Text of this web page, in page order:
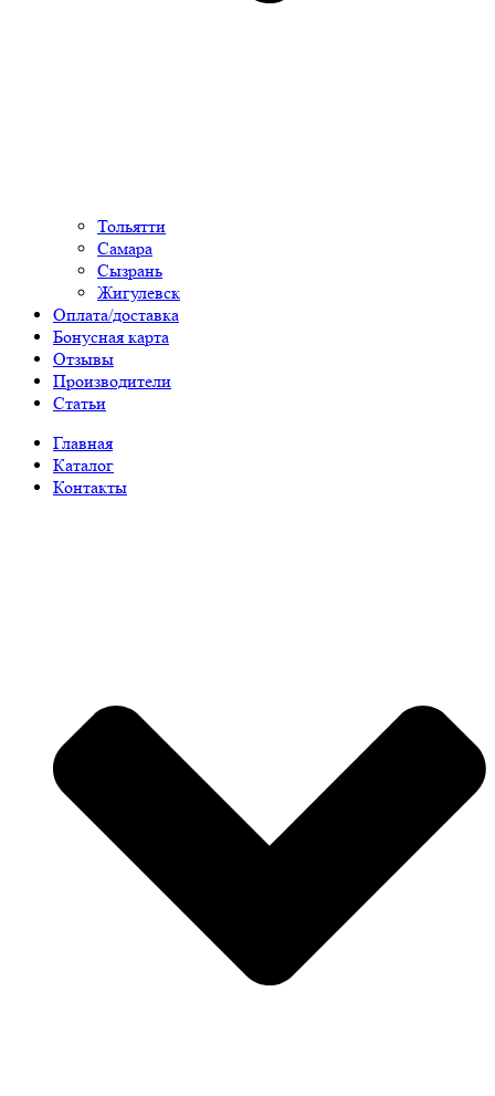
Тольятти
Самара
Сызрань
Жигулевск
Оплата/доставка
Бонусная карта
Отзывы
Производители
Статьи
Главная
Каталог
Контакты